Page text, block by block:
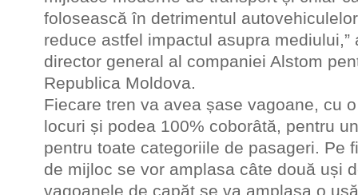
folosească în detrimentul
reduce astfel impactul asupra
director general al companiei Alstom
Republica Moldova.
Fiecare tren va avea șase vagoane, cu
locuri și podea 100% coborâtă, pentru
pentru toate categoriile de pasageri. Pe
de mijloc se vor amplasa câte două uși
vagoanele de capăt se va amplasa o